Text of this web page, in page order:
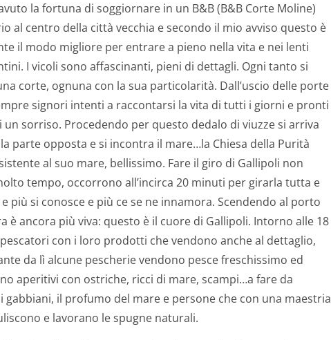
la fortuna di soggiornare in un B&B (B&B Corte Moline)
al centro della città vecchia e secondo il mio avviso questo è
il modo migliore per entrare a pieno nella vita e nei lenti
I vicoli sono affascinanti, pieni di dettagli. Ogni tanto si
corte, ognuna con la sua particolarità. Dall’uscio delle porte
signori intenti a raccontarsi la vita di tutti i giorni e pronti
un sorriso. Procedendo per questo dedalo di viuzze si arriva
parte opposta e si incontra il mare…la Chiesa della Purità
al suo mare, bellissimo. Fare il giro di Gallipoli non
tempo, occorrono all’incirca 20 minuti per girarla tutta e
più si conosce e più ce se ne innamora. Scendendo al porto
è ancora più viva: questo è il cuore di Gallipoli. Intorno alle 18
con i loro prodotti che vendono anche al dettaglio,
da lì alcune pescherie vendono pesce freschissimo ed
aperitivi con ostriche, ricci di mare, scampi…a fare da
gabbiani, il profumo del mare e persone che con una maestria
e lavorano le spugne naturali.